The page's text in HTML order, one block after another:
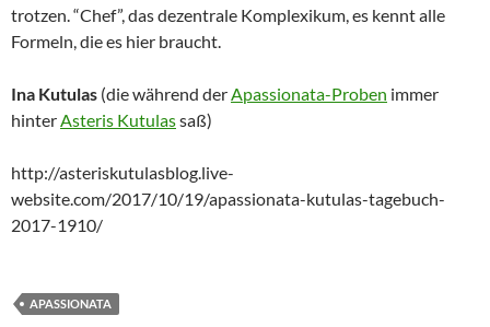
trotzen. “Chef”, das dezentrale Komplexikum, es kennt alle
Formeln, die es hier braucht.
Ina Kutulas (die während der Apassionata-Proben immer
hinter Asteris Kutulassaß)
http://asteriskutulasblog.live-
website.com/2017/10/19/apassionata-kutulas-tagebuch-
2017-1910/
APASSIONATA